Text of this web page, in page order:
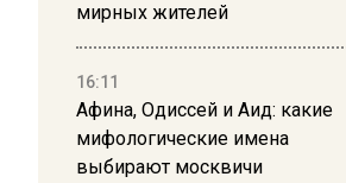
мирных жителей
16:11
Афина, Одиссей и Аид: какие
мифологические имена
выбирают москвичи